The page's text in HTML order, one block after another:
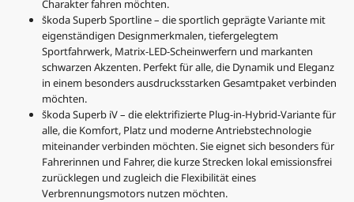
Charakter fahren möchten.
Škoda Superb Sportline – die sportlich geprägte Variante mit
eigenständigen Designmerkmalen, tiefergelegtem
Sportfahrwerk, Matrix-LED-Scheinwerfern und markanten
schwarzen Akzenten. Perfekt für alle, die Dynamik und Eleganz
in einem besonders ausdrucksstarken Gesamtpaket verbinden
möchten.
Škoda Superb iV – die elektrifizierte Plug-in-Hybrid-Variante für
alle, die Komfort, Platz und moderne Antriebstechnologie
miteinander verbinden möchten. Sie eignet sich besonders für
Fahrerinnen und Fahrer, die kurze Strecken lokal emissionsfrei
zurücklegen und zugleich die Flexibilität eines
Verbrennungsmotors nutzen möchten.